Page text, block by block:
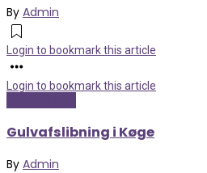
By Admin
Login to bookmark this article
Login to bookmark this article
Gulvafslibning i Køge
By Admin